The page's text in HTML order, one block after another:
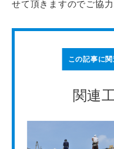
せて頂きますのでご協
この記事に
関連